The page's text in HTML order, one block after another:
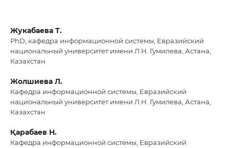
Жукабаева Т.
PhD, кафедра информационной системы, Евразийский
национальный университет имени Л.Н. Гумилева, Астана,
Казахстан
Жолшиева Л.
Кафедра информационной системы, Евразийский
национальный университет имени Л.Н. Гумилева, Астана,
Казахстан
Қарабаев Н.
Кафедра информационной системы, Евразийский